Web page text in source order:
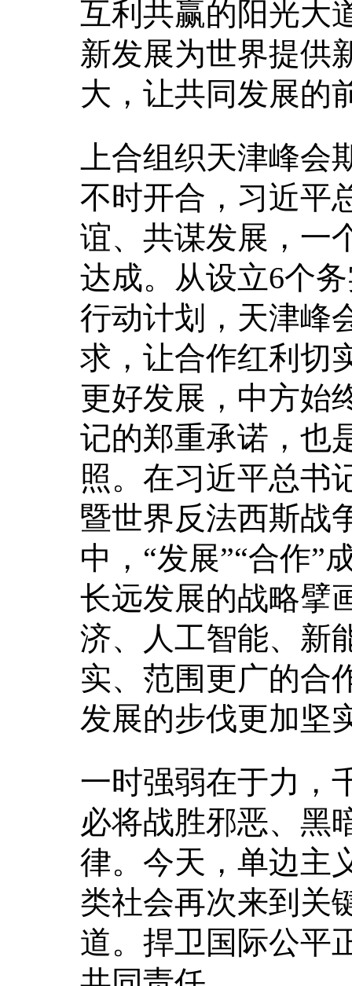
互利共赢的阳光大
新发展为世界提供
大，让共同发展的
上合组织天津峰会
不时开合，习近平
谊、共谋发展，一
达成。从设立6个
行动计划，天津峰
求，让合作红利切
更好发展，中方始
记的郑重承诺，也
照。在习近平总书
暨世界反法西斯战
中，“发展”“合作”
长远发展的战略擘
济、人工智能、新
实、范围更广的合
发展的步伐更加坚
一时强弱在于力，
必将战胜邪恶、黑
律。今天，单边主
类社会再次来到关
道。捍卫国际公平